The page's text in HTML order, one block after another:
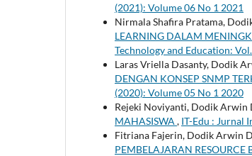
(2021): Volume 06 No 1 2021
Nirmala Shafira Pratama,
LEARNING DALAM
Technology and Education:
Laras Vriella Dasanty, Dodik
DENGAN KONSEP SNMP
(2020): Volume 05 No 1 2020
Rejeki Noviyanti, Dodik Arwin
MAHASISWA , IT-Edu : Jurnal
Fitriana Fajerin, Dodik Arwin
PEMBELAJARAN RESOURCE